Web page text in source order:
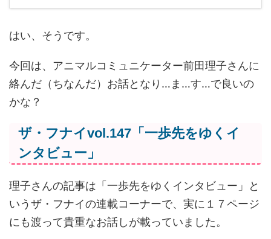
はい、そうです。
今回は、アニマルコミュニケーター前田理子さんに
絡んだ（ちなんだ）お話となり…ま…す…で良いの
かな？
ザ・フナイvol.147「一歩先をゆくイ
ンタビュー」
理子さんの記事は「一歩先をゆくインタビュー」と
いうザ・フナイの連載コーナーで、実に１７ページ
にも渡って貴重なお話しが載っていました。